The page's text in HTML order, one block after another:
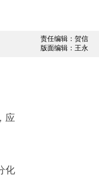
责任编辑：贺信
版面编辑：王永
应
化